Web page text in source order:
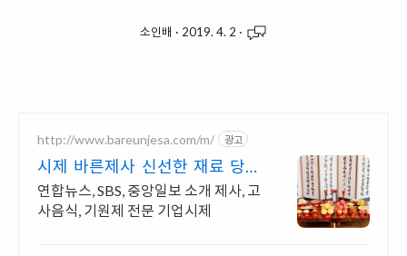
소인배 · 2019. 4. 2 ·
http://www.bareunjesa.com/m/ 광고
시제 바른제사 신선한 재료 당일
조리/배송
연합뉴스, SBS, 중앙일보 소개 제사, 고
사음식, 기원제 전문 기업시제